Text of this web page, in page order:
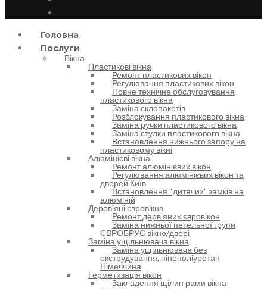
Головна
Послуги
Вікна
Пластикові вікна
Ремонт пластикових вікон
Регулювання пластикових вікон
Повне технічне обслуговування
пластикового вікна
Заміна склопакетів
Розблокування пластикового вікна
Заміна ручки пластикового вікна
Заміна стулки пластикового вікна
Встановлення нижнього запору на
пластиковому вікні
Алюмінієві вікна
Ремонт алюмінієвих вікон
Регулювання алюмінієвих вікон та
дверей Київ
Встановлення “дитячих” замків на
алюміній
Деревʼяні євровікна
Ремонт дервʼяних євровікон
Заміна нижньої петельної групи
ЄВРОБРУС вікно/двері
Заміна ущільнювача вікна
Заміна ущільнювача без
екструдування, пінополіуретан
Німеччина
Герметизація вікон
Закладення щілин рами вікна